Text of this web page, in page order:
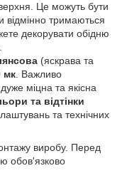
Це можуть бути
тримаються
декорувати обідню
(яскрава та
мк. Важливо
міцна та якісна
та відтінки
та технічних
виробу. Перед
обов'язково